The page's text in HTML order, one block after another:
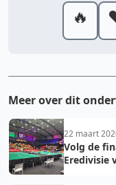
🔥
Meer over dit
22 maart
Volg de
Eredivisie